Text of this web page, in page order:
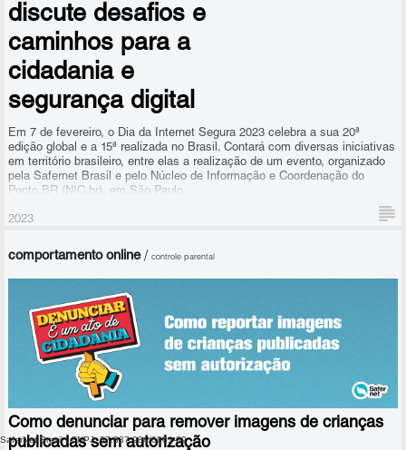
discute desafios e
caminhos para a
cidadania e
segurança digital
Em 7 de fevereiro, o Dia da Internet Segura 2023 celebra a sua 20ª
edição global e a 15ª realizada no Brasil. Contará com diversas iniciativas
em território brasileiro, entre elas a realização de um evento, organizado
pela Safernet Brasil e pelo Núcleo de Informação e Coordenação do
Ponto BR (NIC.br), em São Paulo.
2023
comportamento online/controle parental
Como denunciar para remover imagens de crianças
publicadas sem autorização
SaferNet Brasil | CNPJ: 07.837.984/0001-09